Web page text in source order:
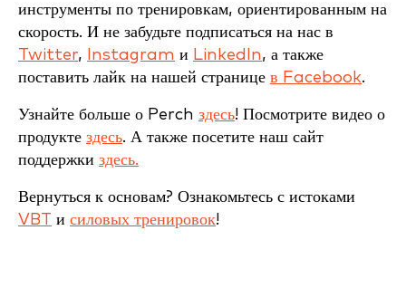
инструменты по тренировкам, ориентированным на
скорость. И не забудьте подписаться на нас в
Twitter, Instagram и LinkedIn, а также
поставить лайк на нашей странице в Facebook.
Узнайте больше о Perch здесь! Посмотрите видео о
продукте здесь. А также посетите наш сайт
поддержки здесь.
Вернуться к основам? Ознакомьтесь с истоками
VBT и силовых тренировок!